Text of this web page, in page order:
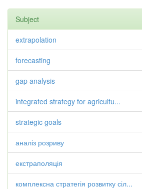
Subject
extrapolation
forecasting
gap analysis
integrated strategy for agricultu...
strategic goals
аналіз розриву
екстраполяція
комплексна стратегія розвитку сіл...